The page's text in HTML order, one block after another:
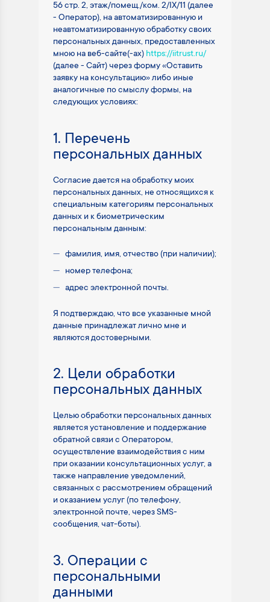
56 стр. 2, этаж/помещ./ком. 2/IX/11 (далее
- Оператор), на автоматизированную и
неавтоматизированную обработку своих
персональных данных, предоставленных
мною на веб-сайте(-ах) https://iitrust.ru/
(далее - Сайт) через форму «Оставить
заявку на консультацию» либо иные
аналогичные по смыслу формы, на
следующих условиях:
1. Перечень
персональных данных
Согласие дается на обработку моих
персональных данных, не относящихся к
специальным категориям персональных
данных и к биометрическим
персональным данным:
фамилия, имя, отчество (при наличии);
номер телефона;
адрес электронной почты.
Я подтверждаю, что все указанные мной
данные принадлежат лично мне и
являются достоверными.
2. Цели обработки
персональных данных
Целью обработки персональных данных
является установление и поддержание
обратной связи с Оператором,
осуществление взаимодействия с ним
при оказании консультационных услуг, а
также направление уведомлений,
связанных с рассмотрением обращений
и оказанием услуг (по телефону,
электронной почте, через SMS-
сообщения, чат-боты).
3. Операции с
персональными
данными